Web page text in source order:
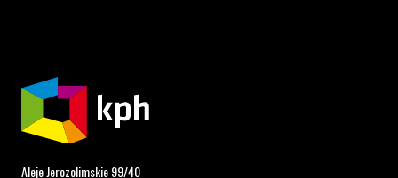
Aleje Jerozolimskie 99/40